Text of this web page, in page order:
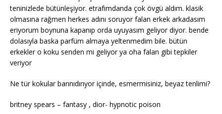
teninizlede bütünleşiyor. etrafımdanda çok övgü aldım. klasik
olmasına rağmen herkes adını soruyor falan erkek arkadasım
eriyorum boynuna kapanıp orda uyuyasım geliyor diyor. bende
dolasıyla baska parfüm almaya yeltenmedim bile. bütün
erkekler o koku senden mi geliyor ya oha falan gibi tepkiler
veriyor
Ne tür kokular barınıdırıyor içinde, esmermisiniz, beyaz tenlimi?
britney spears – fantasy , dior- hypnotic poison